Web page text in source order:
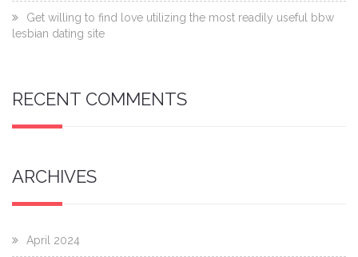
Get willing to find love utilizing the most readily useful bbw
lesbian dating site
RECENT COMMENTS
ARCHIVES
April 2024